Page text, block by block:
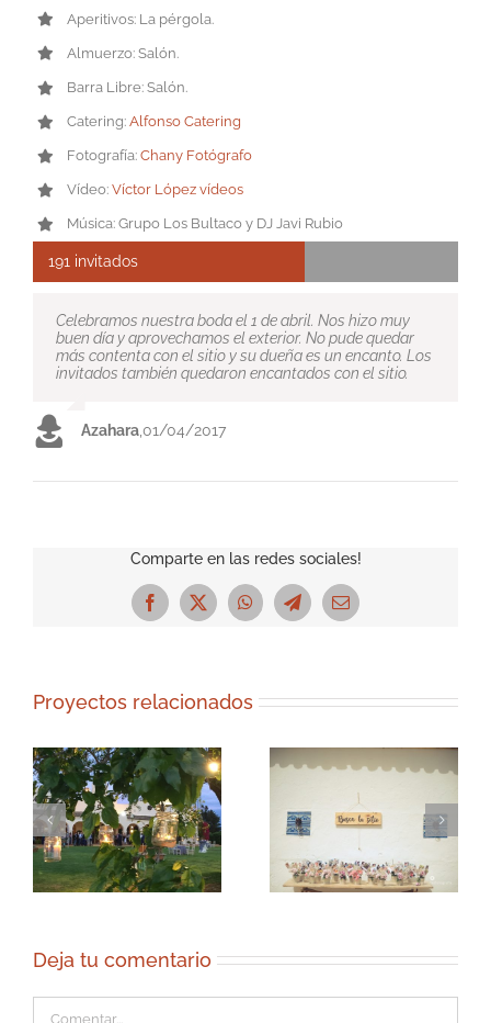
Aperitivos: La pérgola.
Almuerzo: Salón.
Barra Libre: Salón.
Catering:Alfonso Catering
Fotografía:Chany Fotógrafo
Vídeo:Víctor López vídeos
Música: Grupo Los Bultaco y DJ Javi Rubio
191 invitados
Celebramos nuestra boda el 1 de abril. Nos hizo muy
buen día y aprovechamos el exterior. No pude quedar
más contenta con el sitio y su dueña es un encanto. Los
invitados también quedaron encantados con el sitio.
Azahara,01/04/2017
Comparte en las redes sociales!
Facebook
X WhatsAppTelegramCorreo
electrónico
Proyectos relacionados
Deja tu comentario